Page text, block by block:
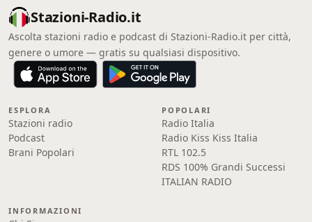
Stazioni-Radio.it
Ascolta stazioni radio e podcast di Stazioni-Radio.it per città,
genere o umore — gratis su qualsiasi dispositivo.
ESPLORA
Stazioni radio
Podcast
Brani Popolari
POPOLARI
Radio Italia
Radio Kiss Kiss Italia
RTL 102.5
RDS 100% Grandi Successi
ITALIAN RADIO
INFORMAZIONI